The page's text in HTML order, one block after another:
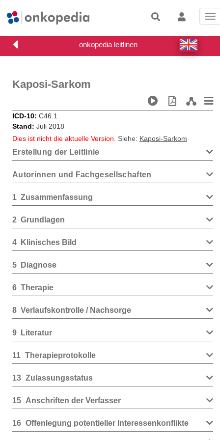
Kaposi-Sarkom
ICD-10 C46.1
Stand
Juli 2018
Dies ist nicht die aktuelle Version.
Siehe: Kaposi-Sarkom
Erstellung der Leitlinie
Autorinnen und Fachgesellschaften
1 Zusammenfassung
2 Grundlagen
4 Klinisches Bild
5 Diagnose
6 Therapie
8 Verlaufskontrolle / Nachsorge
9 Literatur
11 Therapieprotokolle
13 Zulassungsstatus
15 Anschriften der Verfasser
16 Offenlegung potentieller Interessenkonflikte